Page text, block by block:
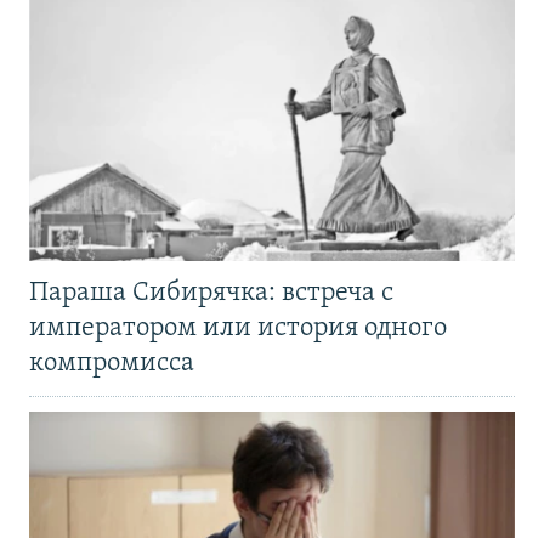
Параша Сибирячка: встреча с
императором или история одного
компромисса